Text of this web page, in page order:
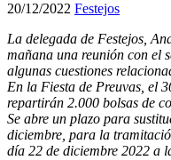
20/12/2022 Festejos
La delegada de Festejos,
mañana una reunión con el
algunas cuestiones
En la Fiesta de Preuvas, el
repartirán 2.000 bolsas de
Se abre un plazo para
diciembre, para la
día 22 de diciembre 2022 a